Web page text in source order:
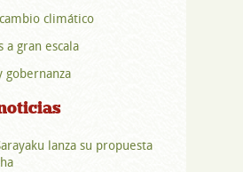
climático
a gran escala
gobernanza
lanza su propuesta